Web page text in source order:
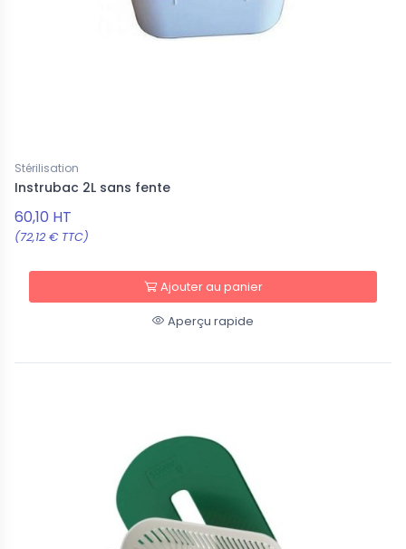
Stérilisation
Instrubac 2L sans fente
60,10 HT
(72,12 € TTC)
Ajouter au panier
Aperçu rapide